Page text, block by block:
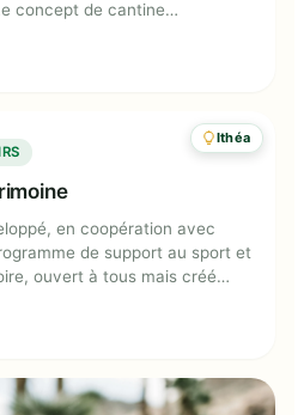
concept de cantine
repas par semaine.
Ithéa
en coopération avec
de support au sport et
ouvert à tous mais créé